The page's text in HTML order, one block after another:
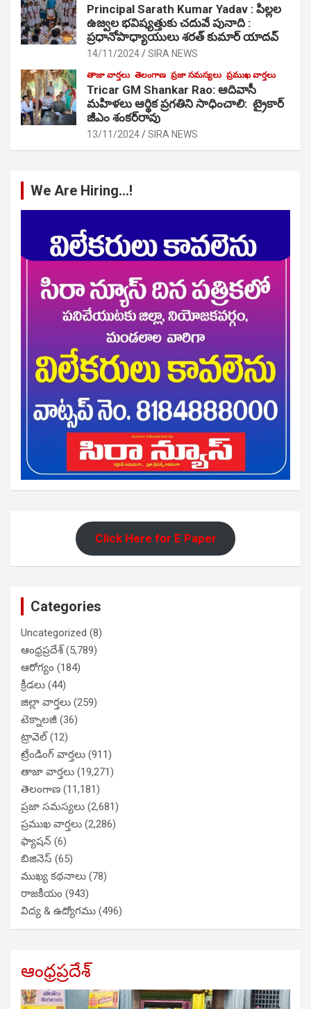
Principal Sarath Kumar Yadav : పిల్లల
ఉజ్వల భవిష్యత్తుకు చదువే పునాది :
ప్రధానోపాధ్యాయులు శరత్ కుమార్ యాదవ్
14/11/2024 SIRA NEWS
తాజా వార్తలు తెలంగాణ ప్రజా సమస్యలు ప్రముఖ వార్తలు
Tricar GM Shankar Rao: ఆదివాసీ
మహిళలు ఆర్థిక ప్రగతిని సాధించాలి: ట్రైకార్
జీఎం శంకర్‌రావు
13/11/2024 SIRA NEWS
We Are Hiring…!
Click Here for E Paper
Categories
Uncategorized (8)
ఆంధ్రప్రదేశ్(5,789)
ఆరోగ్యం (184)
క్రీడలు (44)
జిల్లా వార్తలు (259)
టెక్నాలజీ (36)
ట్రావెల్(12)
ట్రేండింగ్ వార్తలు (911)
తాజా వార్తలు (19,271)
తెలంగాణ (11,181)
ప్రజా సమస్యలు (2,681)
ప్రముఖ వార్తలు (2,286)
ఫ్యాషన్ (6)
బిజినెస్ (65)
ముఖ్య కథనాలు (78)
రాజకీయం (943)
విద్య & ఉద్యోగము (496)
ఆంధ్రప్రదేశ్